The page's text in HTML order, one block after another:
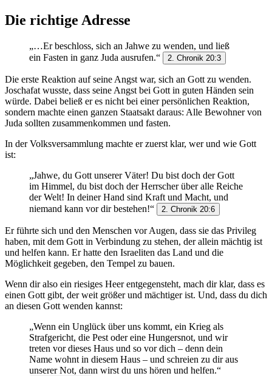
Die richtige Adresse
„…Er beschloss, sich an Jahwe zu wenden, und ließ
ein Fasten in ganz Juda ausrufen.“
2. Chronik 20:3
Die erste Reaktion auf seine Angst war, sich an Gott zu wenden.
Joschafat wusste, dass seine Angst bei Gott in guten Händen sein
würde. Dabei beließ er es nicht bei einer persönlichen Reaktion,
sondern machte einen ganzen Staatsakt daraus: Alle Bewohner von
Juda sollten zusammenkommen und fasten.
In der Volksversammlung machte er zuerst klar, wer und wie Gott
ist:
„Jahwe, du Gott unserer Väter! Du bist doch der Gott
im Himmel, du bist doch der Herrscher über alle Reiche
der Welt! In deiner Hand sind Kraft und Macht, und
niemand kann vor dir bestehen!“
2. Chronik 20:6
Er führte sich und den Menschen vor Augen, dass sie das Privileg
haben, mit dem Gott in Verbindung zu stehen, der allein mächtig ist
und helfen kann. Er hatte den Israeliten das Land und die
Möglichkeit gegeben, den Tempel zu bauen.
Wenn dir also ein riesiges Heer entgegensteht, mach dir klar, dass es
einen Gott gibt, der weit größer und mächtiger ist. Und, dass du dich
an diesen Gott wenden kannst:
„Wenn ein Unglück über uns kommt, ein Krieg als
Strafgericht, die Pest oder eine Hungersnot, und wir
treten vor dieses Haus und so vor dich – denn dein
Name wohnt in diesem Haus – und schreien zu dir aus
unserer Not, dann wirst du uns hören und helfen.“